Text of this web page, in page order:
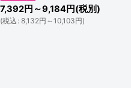
7,392円 ～9,184円(税別)
(税込 : 8,132円 ～10,103円)